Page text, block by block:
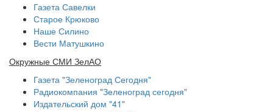
Газета Савелки
Старое Крюково
Наше Силино
Вести Матушкино
Окружные СМИ ЗелАО
Газета "Зеленоград Сегодня"
Радиокомпания "Зеленоград сегодня"
Издательский дом "41"